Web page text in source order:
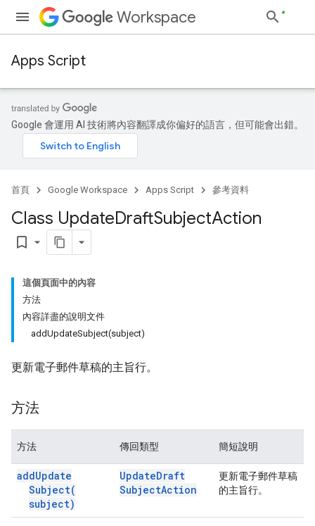
Workspace
Apps Script
Google 會運用 AI 技術將內容翻譯成你偏好的語言，但可能會出錯。
首頁 Google Workspace Apps Script 參考資料
Class UpdateDraftSubjectAction
bookmark_border
這個頁面中的內容
方法
內容詳盡的說明文件
addUpdateSubject(subject)
更新電子郵件草稿的主旨行。
方法
方法 傳回類型 簡短說明
addUpdate
Subject(
subject)
UpdateDraft
SubjectAction
更新電子郵件草稿
的主旨行。